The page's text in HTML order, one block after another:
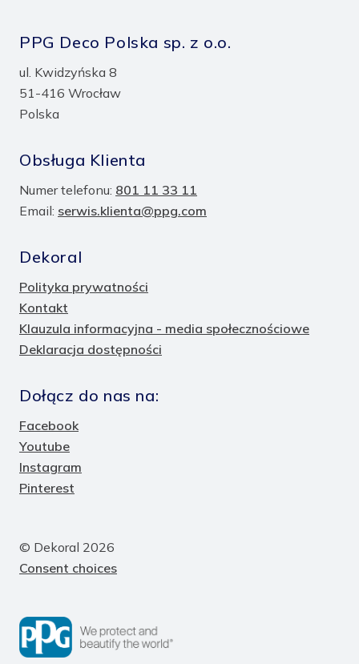
PPG Deco Polska sp. z o.o.
ul. Kwidzyńska 8
51-416 Wrocław
Polska
Obsługa Klienta
Numer telefonu: 801 11 33 11
Email: serwis.klienta@ppg.com
Dekoral
Polityka prywatności
Kontakt
Klauzula informacyjna - media społecznościowe
Deklaracja dostępności
Dołącz do nas na:
Facebook
Youtube
Instagram
Pinterest
© Dekoral 2026
Consent choices